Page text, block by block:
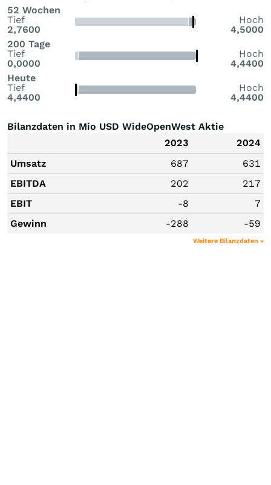
52 Wochen
Tief
2,7600
Hoch
4,5000
200 Tage
Tief
0,0000
Hoch
4,4400
Heute
Tief
4,4400
Hoch
4,4400
Bilanzdaten in Mio USD WideOpenWest Aktie
2023
2024
Umsatz
687
631
EBITDA
202
217
EBIT
-8
7
Gewinn
-288 -59
Weitere Bilanzdaten »